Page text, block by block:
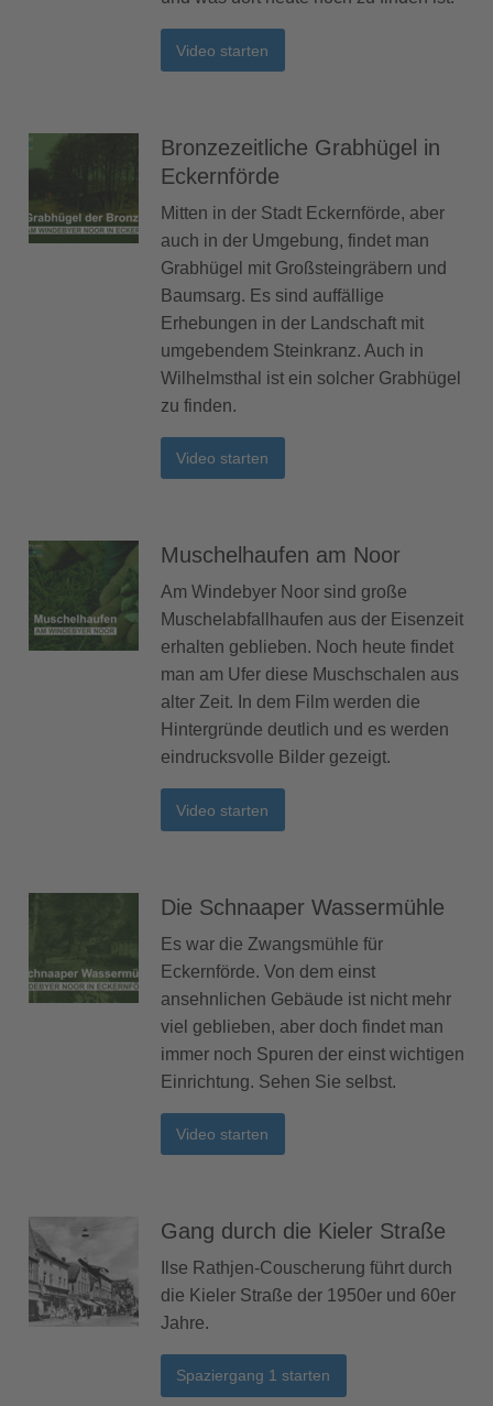
Video starten
Bronzezeitliche Grabhügel in
Eckernförde
Mitten in der Stadt Eckernförde, aber
auch in der Umgebung, findet man
Grabhügel mit Großsteingräbern und
Baumsarg. Es sind auffällige
Erhebungen in der Landschaft mit
umgebendem Steinkranz. Auch in
Wilhelmsthal ist ein solcher Grabhügel
zu finden.
Video starten
Muschelhaufen am Noor
Am Windebyer Noor sind große
Muschelabfallhaufen aus der Eisenzeit
erhalten geblieben. Noch heute findet
man am Ufer diese Muschschalen aus
alter Zeit. In dem Film werden die
Hintergründe deutlich und es werden
eindrucksvolle Bilder gezeigt.
Video starten
Die Schnaaper Wassermühle
Es war die Zwangsmühle für
Eckernförde. Von dem einst
ansehnlichen Gebäude ist nicht mehr
viel geblieben, aber doch findet man
immer noch Spuren der einst wichtigen
Einrichtung. Sehen Sie selbst.
Video starten
Gang durch die Kieler Straße
Ilse Rathjen-Couscherung führt durch
die Kieler Straße der 1950er und 60er
Jahre.
Spaziergang 1 starten